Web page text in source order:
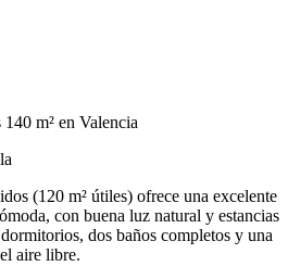
m² en Valencia
(120 m² útiles) ofrece una excelente
con buena luz natural y estancias
dos baños completos y una
aire libre.